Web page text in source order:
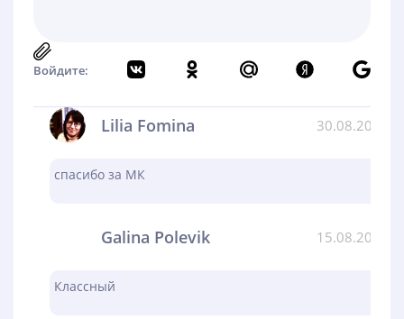
Войдите:
Lilia Fomina 30.08.2024
спасибо за МК
Galina Polevik 15.08.2024
Классный